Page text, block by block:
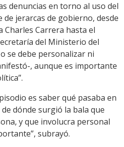
denuncias en torno al uso del
jerarcas de gobierno, desde
Carrera hasta el
del Ministerio del
se debe personalizar ni
, aunque es importante
es saber qué pasaba en
dónde surgió la bala que
y que involucra personal
subrayó.